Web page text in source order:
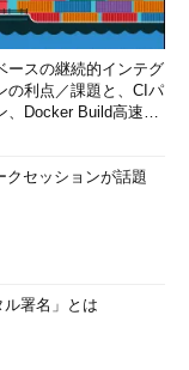
更されたGUI関連の
力欄が追加される
がある。その1つが
索文字列の入力欄
ら呼び出すように
面倒なので目立つ
スタート画面にし
っているとあまり便
ースの継続的インテグ
の利点／課題と、CIパ
、Docker Build高速化
クセッションが話題
ル署名」とは